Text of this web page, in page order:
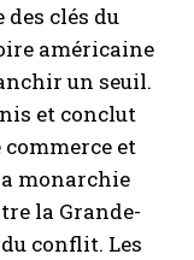
des clés du
américaine
un seuil.
et conclut
commerce et
monarchie
la Grande-
conflit. Les